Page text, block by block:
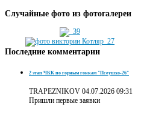
Случайные фото из фотогалереи
Последние комментарии
2 этап ЧКК по горным гонкам "Псеушхо-26"
TRAPEZNIKOV 04.07.2026 09:31
Пришли первые заявки